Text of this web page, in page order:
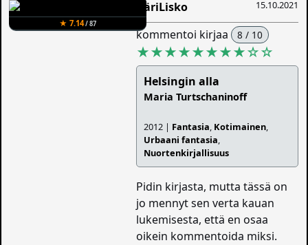
★ 7.14/ 87
15.10.2021
ÄäriLisko
kommentoi kirjaa 8 / 10
★★★★★★★★☆☆
Helsingin alla
Maria Turtschaninoff
2012 | Fantasia, Kotimainen,
Urbaani fantasia,
Nuortenkirjallisuus
Pidin kirjasta, mutta tässä on
jo mennyt sen verta kauan
lukemisesta, että en osaa
oikein kommentoida miksi.